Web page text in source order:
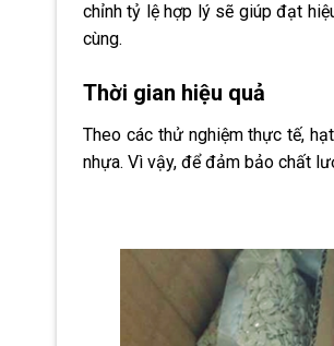
chỉnh tỷ lệ hợp lý sẽ giúp đạt
cùng.
Thời gian hiệu quả
Theo các thử nghiệm thực tế,
nhựa. Vì vậy, để đảm bảo chất